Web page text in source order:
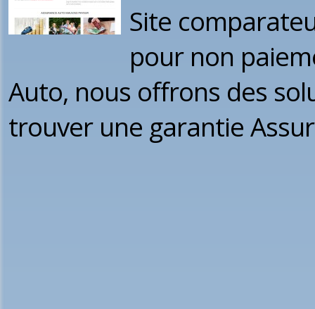
Site
pour non
Auto, nous offrons des
trouver une garantie